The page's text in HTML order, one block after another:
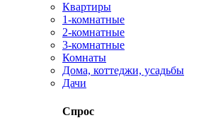
Квартиры
1-комнатные
2-комнатные
3-комнатные
Комнаты
Дома, коттеджи, усадьбы
Дачи
Спрос